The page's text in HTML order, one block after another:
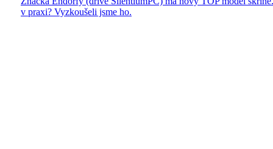
v praxi? Vyzkoušeli jsme ho.